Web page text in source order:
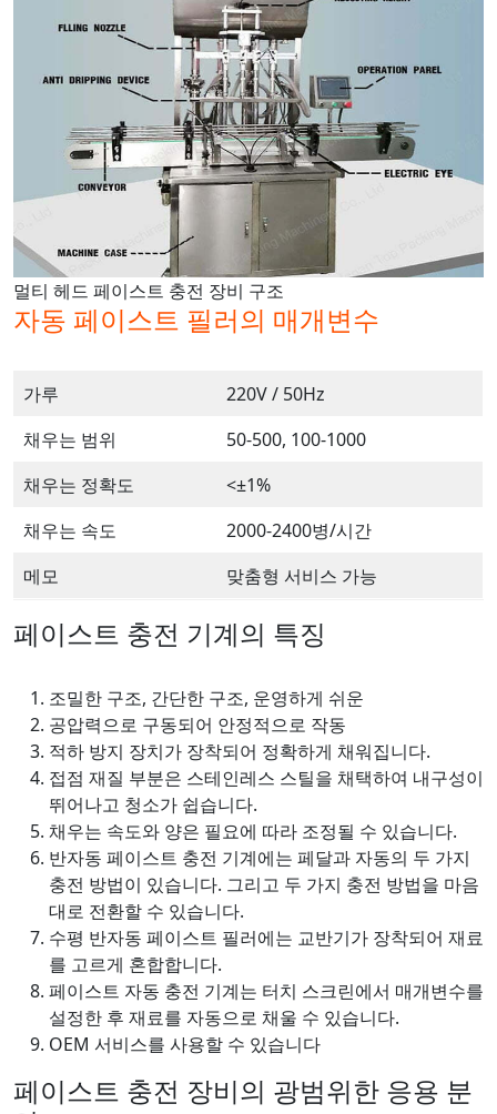
멀티 헤드 페이스트 충전 장비 구조
자동 페이스트 필러의 매개변수
가루
220V / 50Hz
채우는 범위
50-500, 100-1000
채우는 정확도
<±1%
채우는 속도
2000-2400병/시간
메모
맞춤형 서비스 가능
페이스트 충전 기계의 특징
조밀한 구조, 간단한 구조, 운영하게 쉬운
공압력으로 구동되어 안정적으로 작동
적하 방지 장치가 장착되어 정확하게 채워집니다.
접점 재질 부분은 스테인레스 스틸을 채택하여 내구성이
뛰어나고 청소가 쉽습니다.
채우는 속도와 양은 필요에 따라 조정될 수 있습니다.
반자동 페이스트 충전 기계에는 페달과 자동의 두 가지
충전 방법이 있습니다. 그리고 두 가지 충전 방법을 마음
대로 전환할 수 있습니다.
수평 반자동 페이스트 필러에는 교반기가 장착되어 재료
를 고르게 혼합합니다.
페이스트 자동 충전 기계는 터치 스크린에서 매개변수를
설정한 후 재료를 자동으로 채울 수 있습니다.
OEM 서비스를 사용할 수 있습니다
페이스트 충전 장비의 광범위한 응용 분